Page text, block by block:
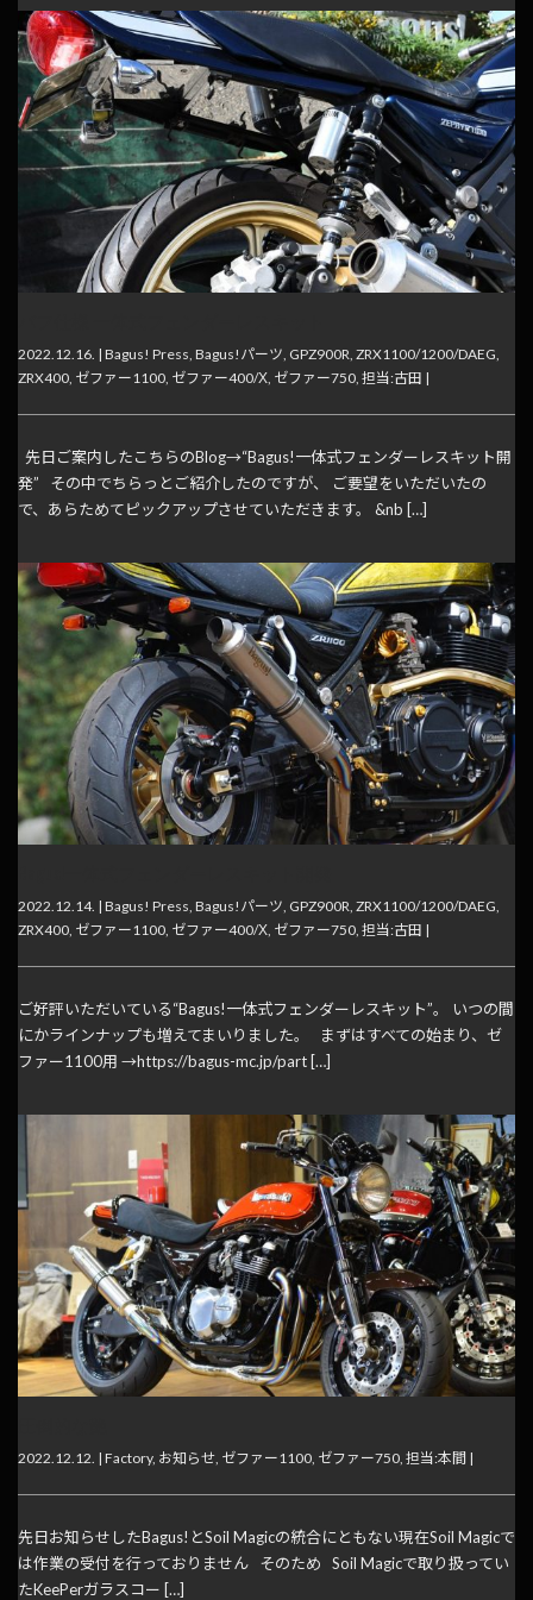
2022.12.16. | Bagus! Press, Bagus!パーツ, GPZ900R, ZRX1100/1200/DAEG,
ZRX400, ゼファー1100, ゼファー400/Χ, ゼファー750, 担当:古田 |
先日ご案内したこちらのBlog→“Bagus!一体式フェンダーレスキット開
発” その中でちらっとご紹介したのですが、 ご要望をいただいたの
で、あらためてピックアップさせていただきます。 &nb […]
2022.12.14. | Bagus! Press Bagus!パーツ GPZ900R ZRX1100/1200/DAEG
ZRX400 ゼファー1100 ゼファー400/Χ ゼファー750 担当:古田 |
ご好評いただいている“Bagus!一体式フェンダーレスキット”。 いつの間
にかラインナップも増えてまいりました。 まずはすべての始まり、ゼ
ファー1100用 →https://bagus-mc.jp/part […]
2022.12.12. | Factory, お知らせ ゼファー1100 ゼファー750 担当:本間 |
先日お知らせしたBagus!とSoil Magicの統合にともない現在Soil Magicで
は作業の受付を行っておりません そのため Soil Magicで取り扱ってい
たKeePerガラスコー […]